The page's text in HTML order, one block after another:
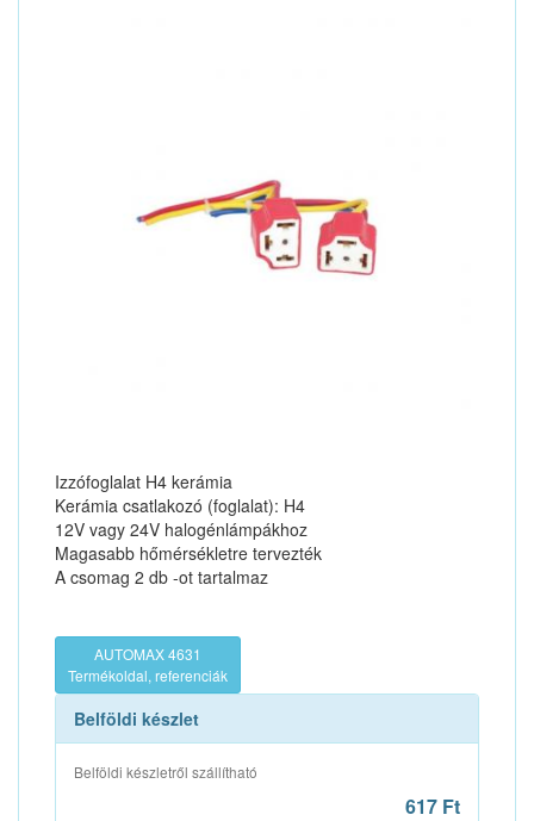
Izzófoglalat H4 kerámia
Kerámia csatlakozó (foglalat): H4
12V vagy 24V halogénlámpákhoz
Magasabb hőmérsékletre tervezték
A csomag 2 db -ot tartalmaz
AUTOMAX 4631
Termékoldal, referenciák
Belföldi készlet
Belföldi készletről szállítható
617 Ft